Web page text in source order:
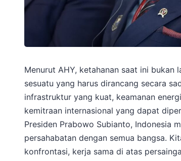
Menurut AHY, ketahanan saat ini bukan
sesuatu yang harus dirancang secara
infrastruktur yang kuat, keamanan
kemitraan internasional yang dapat
Presiden Prabowo Subianto, Indonesia
persahabatan dengan semua bangsa.
konfrontasi, kerja sama di atas